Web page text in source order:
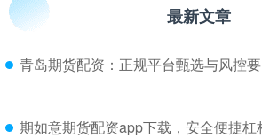
最新文章
青岛期货配资：正规平台甄选与风控
期如意期货配资app下载，安全便捷杠